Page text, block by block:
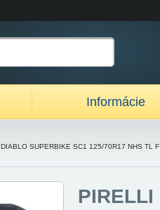
Informácie
DIABLO SUPERBIKE SC1 125/70R17 NHS TL F
PIRELLI